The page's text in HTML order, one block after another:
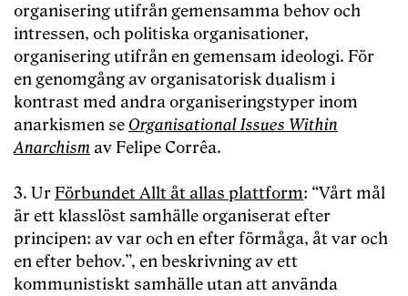
organisering utifrån gemensamma behov och
intressen, och politiska organisationer,
organisering utifrån en gemensam ideologi. För
en genomgång av organisatorisk dualism i
kontrast med andra organiseringstyper inom
anarkismen seOrganisational Issues Within
Anarchism av Felipe Corrêa.
3. Ur Förbundet Allt åt allas plattform: “Vårt mål
är ett klasslöst samhälle organiserat efter
principen: av var och en efter förmåga, åt var och
en efter behov.”, en beskrivning av ett
kommunistiskt samhälle utan att använda